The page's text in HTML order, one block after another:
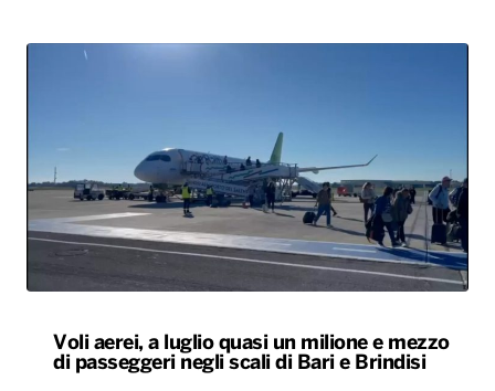
Voli aerei, a luglio quasi un milione e mezzo
di passeggeri negli scali di Bari e Brindisi